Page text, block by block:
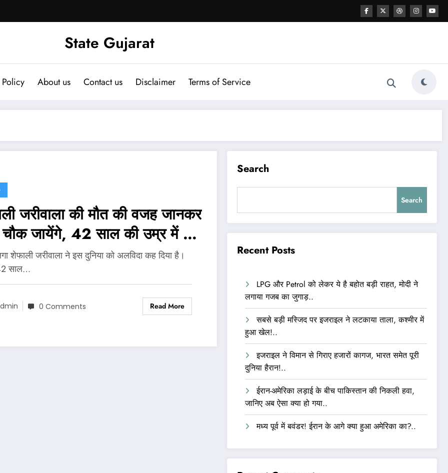
State Gujarat
About us Contact us Disclaimer Terms of Service
जरीवाला की मौत की वजह जानकर
जायेंगे, 42 साल की उम्र में इस
से निधन..
शेफाली जरीवाला ने इस दुनिया को अलविदा कह दिया है।
साल…
0 Comments Read More
Search
Search
Recent Posts
LPG और Petrol को लेकर ये है बहोत बड़ी राहत, मोदी ने
लगाया गजब का जुगाड़..
सबसे बड़ी मस्जिद पर इजराइल ने लटकाया ताला, कश्मीर में
हुआ खेल!..
इजराइल ने विमान से गिराए हजारों कागज, भारत समेत पूरी
दुनिया हैरान!..
ईरान-अमेरिका लड़ाई के बीच पाकिस्तान की निकली हवा,
जानिए अब ऐसा क्या हो गया..
मध्य पूर्व में बवंडर! ईरान के आगे क्या हुआ अमेरिका का?..